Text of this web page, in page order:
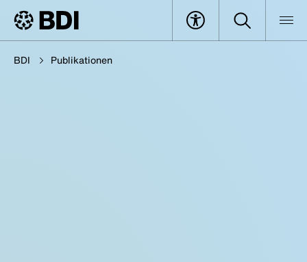
BDI Publikationen